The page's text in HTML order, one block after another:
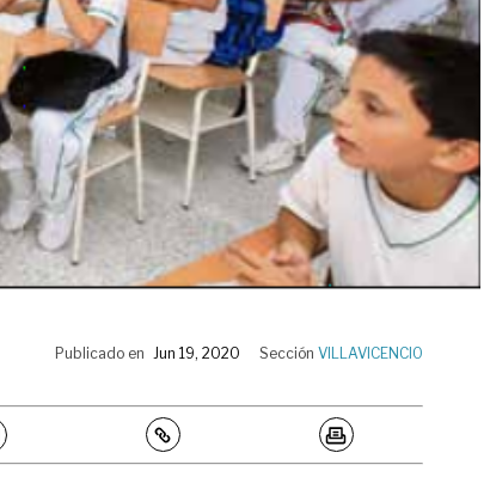
Publicado en Jun 19, 2020 Sección VILLAVICENCIO